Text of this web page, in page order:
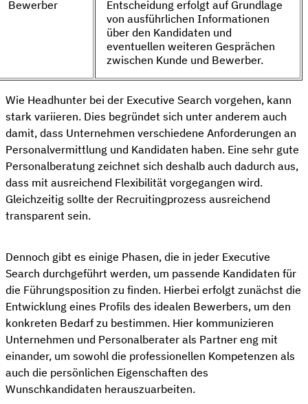
Bewerber
Entscheidung erfolgt auf Grundlage
von ausführlichen Informationen
über den Kandidaten und
eventuellen weiteren Gesprächen
zwischen Kunde und Bewerber.
Wie Headhunter bei der Executive Search vorgehen, kann
stark variieren. Dies begründet sich unter anderem auch
damit, dass Unternehmen verschiedene Anforderungen an
Personalvermittlung und Kandidaten haben. Eine sehr gute
Personalberatung zeichnet sich deshalb auch dadurch aus,
dass mit ausreichend Flexibilität vorgegangen wird.
Gleichzeitig sollte der Recruitingprozess ausreichend
transparent sein.
Dennoch gibt es einige Phasen, die in jeder Executive
Search durchgeführt werden, um passende Kandidaten für
die Führungsposition zu finden. Hierbei erfolgt zunächst die
Entwicklung eines Profils des idealen Bewerbers, um den
konkreten Bedarf zu bestimmen. Hier kommunizieren
Unternehmen und Personalberater als Partner eng mit
einander, um sowohl die professionellen Kompetenzen als
auch die persönlichen Eigenschaften des
Wunschkandidaten herauszuarbeiten.